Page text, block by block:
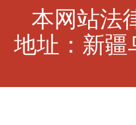
本网站法
地址：新